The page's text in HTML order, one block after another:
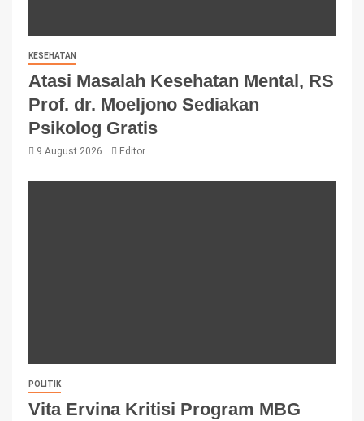
KESEHATAN
Atasi Masalah Kesehatan Mental, RS
Prof. dr. Moeljono Sediakan
Psikolog Gratis
9 August 2026 Editor
POLITIK
Vita Ervina Kritisi Program MBG